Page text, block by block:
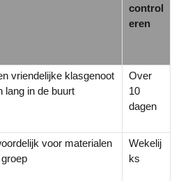
control
eren
vriendelijke klasgenoot
lang in de buurt
Over
10
dagen
voor materialen
Wekelij
ks